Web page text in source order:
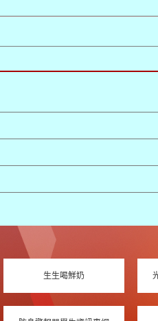
生生喝鮮奶